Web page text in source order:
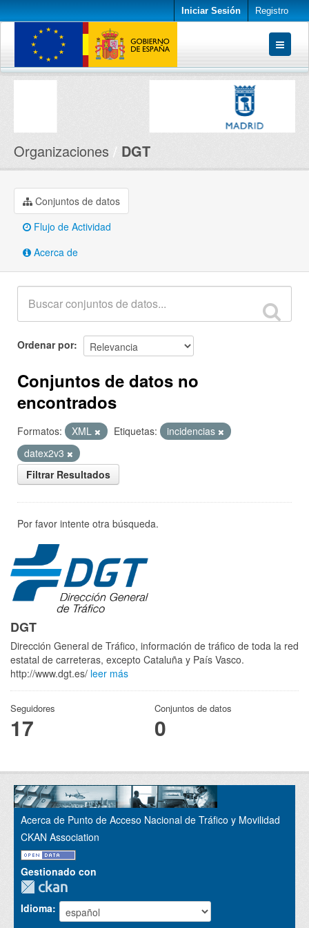
Iniciar Sesión Registro
Conjuntos de datos
Organizaciones DGT
Conjuntos de datos
Flujo de Actividad
Acerca de
Ordenar por
Conjuntos de datos no
encontrados
Formatos: XML Etiquetas:
incidencias
datex2v3
Filtrar Resultados
Por favor intente otra búsqueda.
DGT
Dirección General de Tráfico, información de tráfico de toda la red
estatal de carreteras, excepto Cataluña y País Vasco.
http://www.dgt.es/ leer más
Seguidores
17
Conjuntos de datos
0
Acerca de Punto de Acceso Nacional de Tráfico y Movilidad
CKAN Association
Gestionado con
Idioma